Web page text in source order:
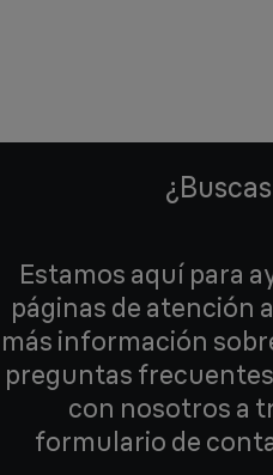
Estamos aquí para
páginas de atención
más información
preguntas
con nosotros a
formulario de